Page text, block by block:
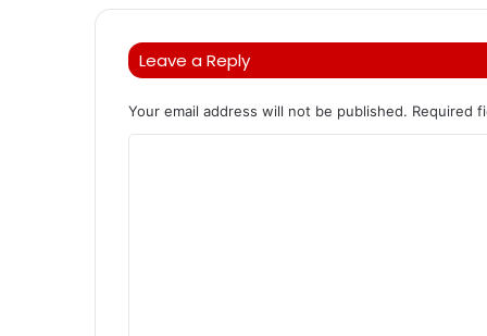
Leave a Reply
Your email address will not be published. Required